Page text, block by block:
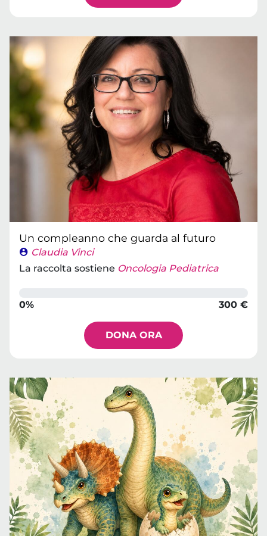
Un compleanno che guarda al futuro
Claudia Vinci
La raccolta sostiene Oncologia Pediatrica
0% 300 €
DONA ORA